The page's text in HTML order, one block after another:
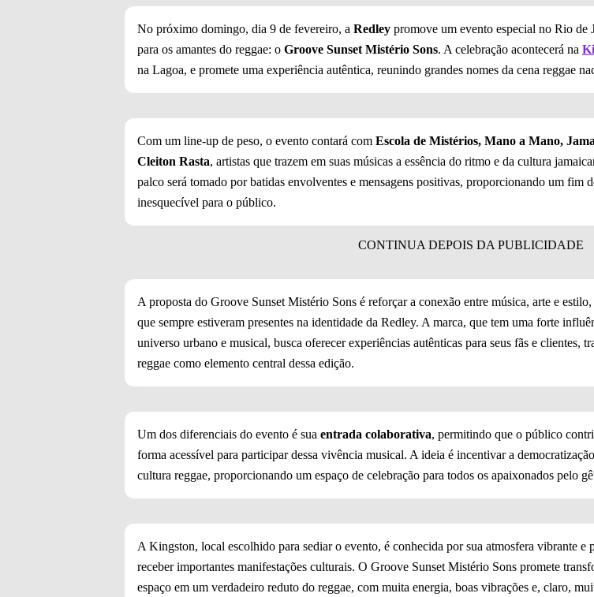
No próximo domingo, dia 9 de fevereiro, a Redley promove um evento especial no Rio de
para os amantes do reggae: o Groove Sunset Mistério Sons. A celebração acontecerá na
na Lagoa, e promete uma experiência autêntica, reunindo grandes nomes da cena reggae
Com um line-up de peso, o evento contará com Escola de Mistérios, Mano a Mano,
Cleiton Rasta, artistas que trazem em suas músicas a essência do ritmo e da cultura
palco será tomado por batidas envolventes e mensagens positivas, proporcionando um fim
inesquecível para o público.
A proposta do Groove Sunset Mistério Sons é reforçar a conexão entre música, arte e
que sempre estiveram presentes na identidade da Redley. A marca, que tem uma forte
universo urbano e musical, busca oferecer experiências autênticas para seus fãs e clientes,
reggae como elemento central dessa edição.
Um dos diferenciais do evento é sua entrada colaborativa, permitindo que o público
forma acessível para participar dessa vivência musical. A ideia é incentivar a
cultura reggae, proporcionando um espaço de celebração para todos os apaixonados pelo
A Kingston, local escolhido para sediar o evento, é conhecida por sua atmosfera vibrante e
receber importantes manifestações culturais. O Groove Sunset Mistério Sons promete
espaço em um verdadeiro reduto do reggae, com muita energia, boas vibrações e, claro,